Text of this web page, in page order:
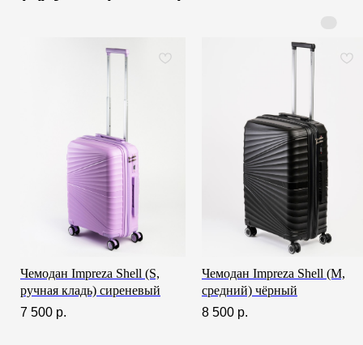
Чемодан Impreza Shell (S,
ручная кладь) сиреневый
7 500 р.
Чемодан Impreza Shell (M,
средний) чёрный
8 500 р.
Всё о товаре и покупке